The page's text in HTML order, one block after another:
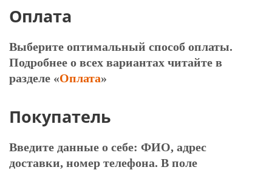
Оплата
Выберите оптимальный способ оплаты.
Подробнее о всех вариантах читайте в
разделе «Оплата»
Покупатель
Введите данные о себе: ФИО, адрес
доставки, номер телефона. В поле